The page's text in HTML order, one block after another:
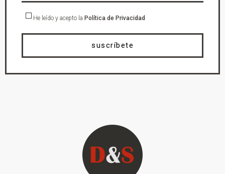
He leído y acepto la Política de Privacidad
suscríbete